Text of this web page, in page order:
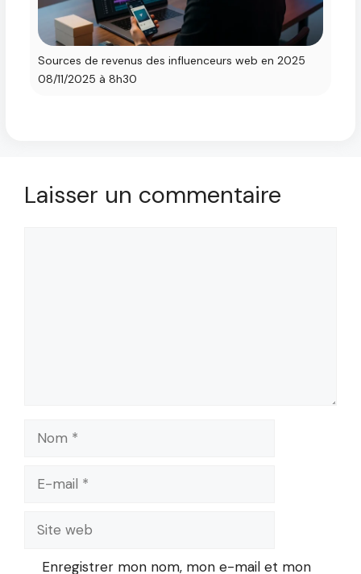
Sources de revenus des influenceurs web en 2025
08/11/2025 à 8h30
Laisser un commentaire
mail
Site
web
Enregistrer mon nom, mon e-mail et mon